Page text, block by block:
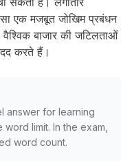
एक मजबूत जोखिम प्रबंधन
बाजार की जटिलताओं
करते हैं।
answer for learning
limit. In the exam,
word count.